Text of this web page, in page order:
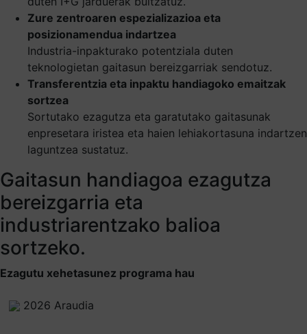
Zure zentroaren espezializazioa eta
posizionamendua indartzea
Industria-inpakturako potentziala duten
teknologietan gaitasun bereizgarriak sendotuz.
Transferentzia eta inpaktu handiagoko emaitzak
sortzea
Sortutako ezagutza eta garatutako gaitasunak
enpresetara iristea eta haien lehiakortasuna indartzen
laguntzea sustatuz.
Gaitasun handiagoa ezagutza
bereizgarria eta
industriarentzako balioa
sortzeko.
Ezagutu xehetasunez programa hau
2026 Araudia